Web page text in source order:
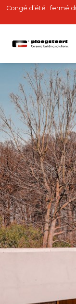
Congé d’été : fermé